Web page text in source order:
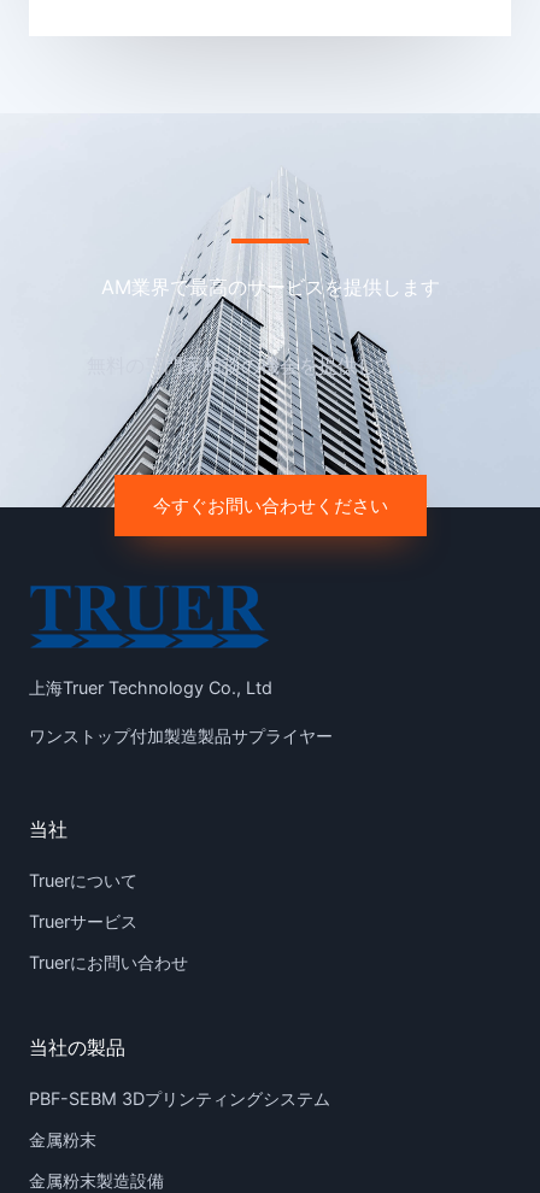
AM業界で最高のサービスを提供します
無料の専門家相談の機会を提供しています
今すぐお問い合わせください
上海Truer Technology Co., Ltd
ワンストップ付加製造製品サプライヤー
当社
Truerについて
Truerサービス
Truerにお問い合わせ
当社の製品
PBF-SEBM 3Dプリンティングシステム
金属粉末
金属粉末製造設備